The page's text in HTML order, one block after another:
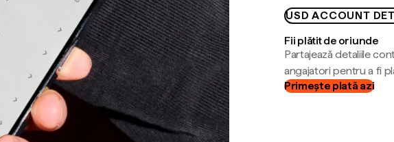
USD ACCOUNT
Fii plătit de oriunde
Partajează detaliile
angajatori pentru a fi
Primește plată azi